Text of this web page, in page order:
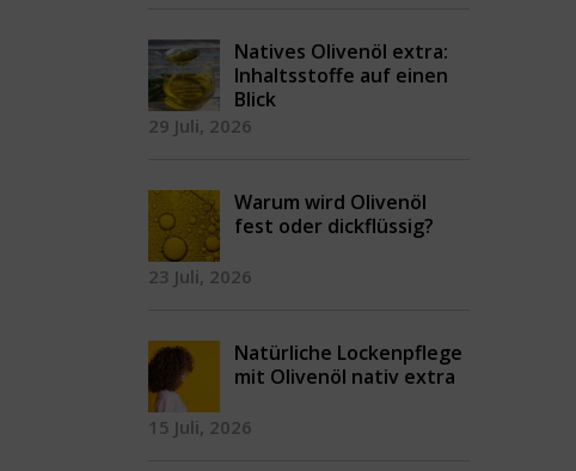
Natives Olivenöl extra:
Inhaltsstoffe auf einen
Blick
29 Juli, 2026
Warum wird Olivenöl
fest oder dickflüssig?
23 Juli, 2026
Natürliche Lockenpflege
mit Olivenöl nativ extra
15 Juli, 2026